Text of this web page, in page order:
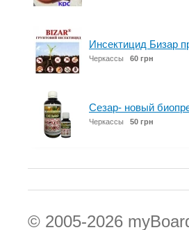
Инсектицид Бизар
Черкассы 60 грн
Сезар- новый
Черкассы 50 грн
© 2005-2026